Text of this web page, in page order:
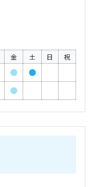
金 土 日 祝
●
●
●